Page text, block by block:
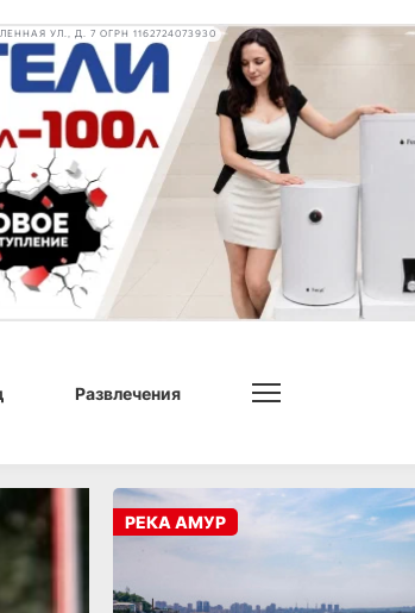
УЛ., Д. 7 ОГРН 1162724073930
Развлечения
РЕКА АМУР